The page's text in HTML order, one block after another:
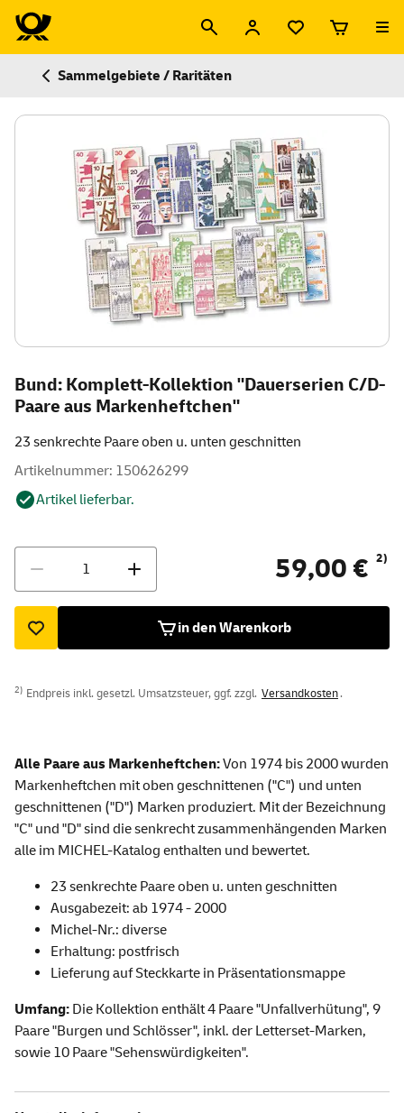
Sammelgebiete / Raritäten
Bund: Komplett-Kollektion "Dauerserien C/D-
Paare aus Markenheftchen"
23 senkrechte Paare oben u. unten geschnitten
Artikelnummer: 150626299
Artikel lieferbar.
59,00 € 2)
in den Warenkorb
2) Endpreis inkl. gesetzl. Umsatzsteuer, ggf. zzgl. Versandkosten.
Alle Paare aus Markenheftchen:Von 1974 bis 2000 wurden
Markenheftchen mit oben geschnittenen ("C") und unten
geschnittenen ("D") Marken produziert. Mit der Bezeichnung
"C" und "D" sind die senkrecht zusammenhängenden Marken
alle im MICHEL-Katalog enthalten und bewertet.
23 senkrechte Paare oben u. unten geschnitten
Ausgabezeit: ab 1974 - 2000
Michel-Nr.: diverse
Erhaltung: postfrisch
Lieferung auf Steckkarte in Präsentationsmappe
Umfang: Die Kollektion enthält 4 Paare "Unfallverhütung", 9
Paare "Burgen und Schlösser", inkl. der Letterset-Marken,
sowie 10 Paare "Sehenswürdigkeiten".